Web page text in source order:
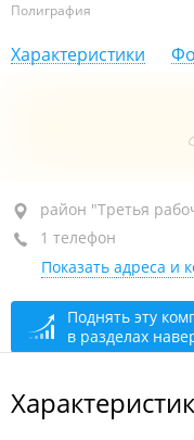
Полиграфия
Характеристики
район "Третья
4-й этаж, оф. 415
+7 902 555-13-95
сегодня закрыто
район "Третья
1 телефон
Показать адреса и
Поднять эту
в разделах